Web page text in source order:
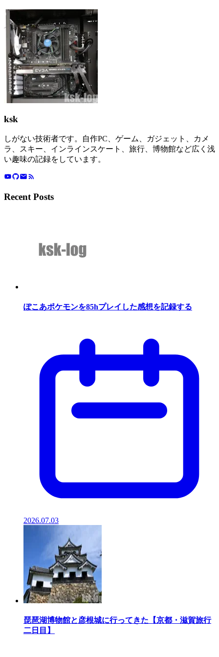
ksk
しがない技術者です。自作PC、ゲーム、ガジェット、カメ
ラ、スキー、インラインスケート、旅行、博物館など広く浅
い趣味の記録をしています。
Recent Posts
ぽこあポケモンを85hプレイした感想を記録する
2026.07.03
琵琶湖博物館と彦根城に行ってきた【京都・滋賀旅行
二日目】